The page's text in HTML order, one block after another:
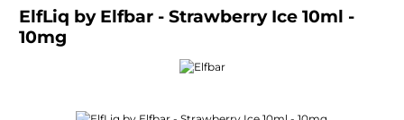
ElfLiq by Elfbar - Strawberry Ice 10ml -
10mg